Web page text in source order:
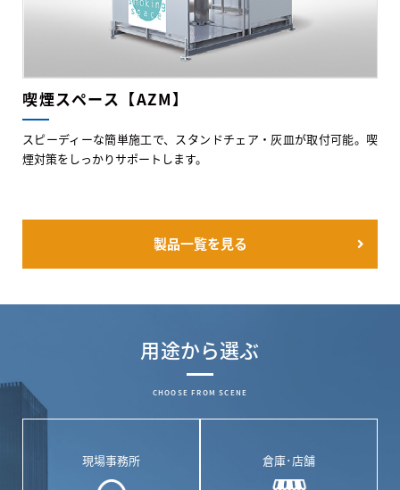
喫煙スペース【AZM】
スピーディーな簡単施工で、スタンドチェア・灰皿が取付可能。喫
煙対策をしっかりサポートします。
製品一覧を見る
用途から選ぶ
CHOOSE FROM SCENE
現場事務所 倉庫･店舗